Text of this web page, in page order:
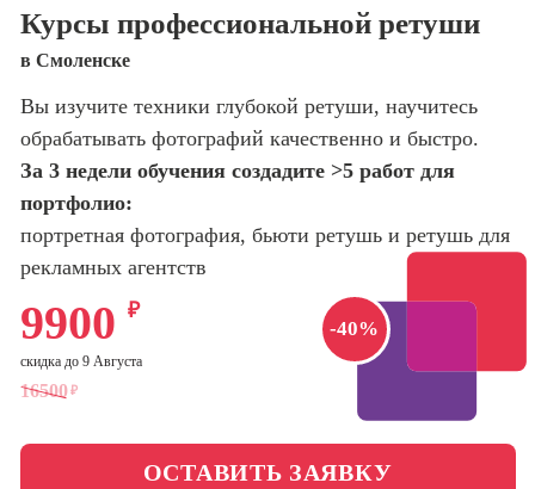
Школа дизайна
программирования
Школа психологии
Школа актерского
мастерства
Школа бизнеса и
управления
поисковой
продвижение
сайтов)
Профессия
маркетингу в
социальных
сетях (SMM-
Специалист по
таргетингу
Курсы профессиональной ретуши
в Смоленске
Вы изучите техники глубокой ретуши, научитесь
обрабатывать фотографий качественно и быстро.
За 3 недели обучения создадите >5 работ для
портфолио:
портретная фотография, бьюти ретушь и ретушь для
рекламных агентств
-40%
16500 ₽
9900 ₽
скидка до 9 Августа
ОСТАВИТЬ ЗАЯВКУ